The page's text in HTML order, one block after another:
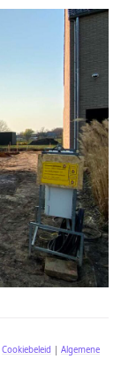
Cookiebeleid | Algemene